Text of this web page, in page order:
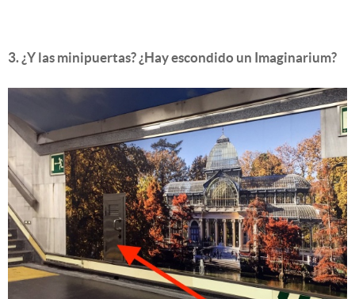
3. ¿Y las minipuertas? ¿Hay escondido un Imaginarium?